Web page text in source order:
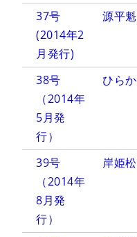
37号
(2014年2
月発行)
源平
38号
（2014年
5月発
行）
ひら
39号
（2014年
8月発
行）
岸姫